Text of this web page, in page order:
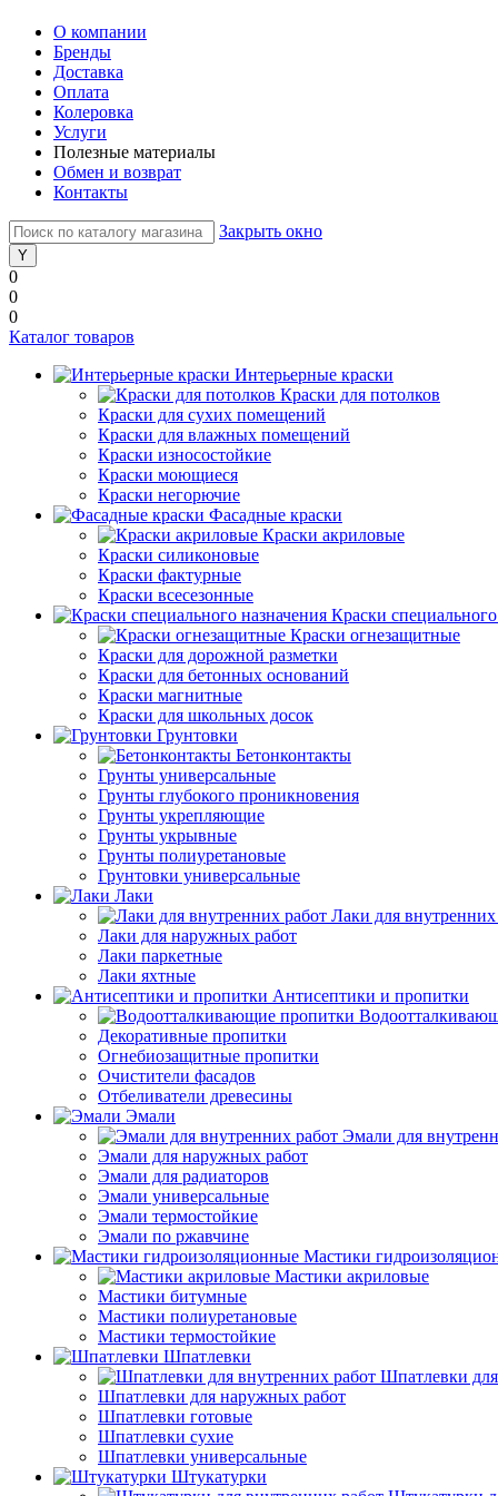
О компании
Бренды
Доставка
Оплата
Колеровка
Услуги
Полезные материалы
Обмен и возврат
Контакты
Закрыть окно
0
0
0
Каталог товаров
Интерьерные краски
Краски для потолков
Краски для сухих помещений
Краски для влажных помещений
Краски износостойкие
Краски моющиеся
Краски негорючие
Фасадные краски
Краски акриловые
Краски силиконовые
Краски фактурные
Краски всесезонные
Краски
Краски огнезащитные
Краски для дорожной разметки
Краски для бетонных оснований
Краски магнитные
Краски для школьных досок
Грунтовки
Бетонконтакты
Грунты универсальные
Грунты глубокого проникновения
Грунты укрепляющие
Грунты укрывные
Грунты полиуретановые
Грунтовки универсальные
Лаки
Лаки для внутренних
Лаки для наружных работ
Лаки паркетные
Лаки яхтные
Антисептики и пропитки
Декоративные пропитки
Огнебиозащитные пропитки
Очистители фасадов
Отбеливатели древесины
Эмали
Эмали для
Эмали для наружных работ
Эмали для радиаторов
Эмали универсальные
Эмали термостойкие
Эмали по ржавчине
Мастики
Мастики акриловые
Мастики битумные
Мастики полиуретановые
Мастики термостойкие
Шпатлевки
Шпатлевки
Шпатлевки для наружных работ
Шпатлевки готовые
Шпатлевки сухие
Шпатлевки универсальные
Штукатурки